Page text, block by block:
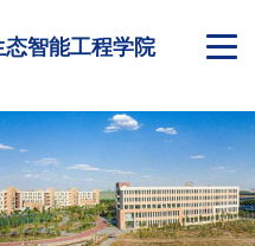
态智能工程学院